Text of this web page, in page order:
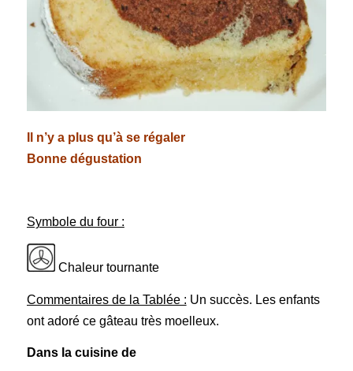
Il n’y a plus qu’à se régaler
Bonne dégustation
Symbole du four :
Chaleur tournante
Commentaires de la Tablée : Un succès. Les enfants
ont adoré ce gâteau très moelleux.
Dans la cuisine de